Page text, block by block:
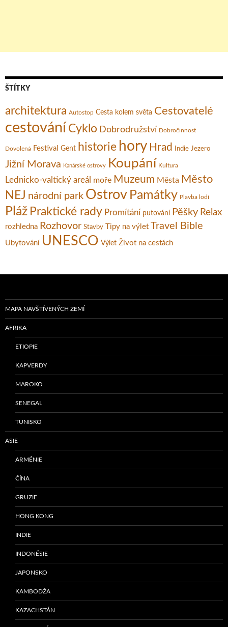
ŠTÍTKY
architektura Autostop Cesta kolem světa Cestovatelé
cestování Cyklo Dobrodružství Dobročinnost
Dovolená Festival Gent historie hory Hrad Indie Jezero
Jižní Morava Kanárské ostrovy Koupání Kultura
Lednicko-valtický areál moře Muzeum Města Město
NEJ národní park Ostrov Památky Plavba lodí
Pláž Praktické rady Promítání putování Pěšky Relax
rozhledna Rozhovor Stavby Tipy na výlet Travel Bible
Ubytování UNESCO Výlet Život na cestách
MAPA NAVŠTÍVENÝCH ZEMÍ
AFRIKA
ETIOPIE
KAPVERDY
MAROKO
SENEGAL
TUNISKO
ASIE
ARMÉNIE
ČÍNA
GRUZIE
HONG KONG
INDIE
INDONÉSIE
JAPONSKO
KAMBODŽA
KAZACHSTÁN